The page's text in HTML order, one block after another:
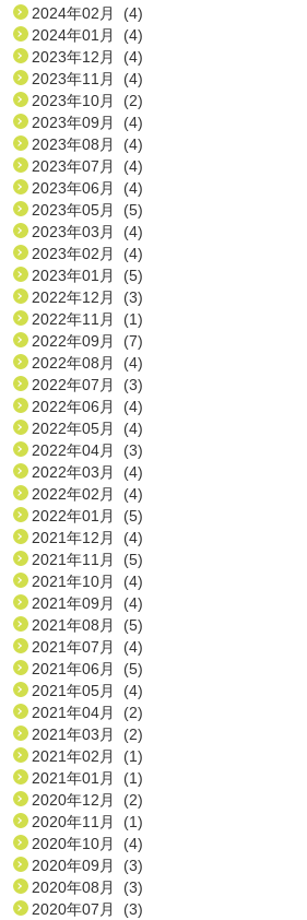
2024年02月 (4)
2024年01月 (4)
2023年12月 (4)
2023年11月 (4)
2023年10月 (2)
2023年09月 (4)
2023年08月 (4)
2023年07月 (4)
2023年06月 (4)
2023年05月 (5)
2023年03月 (4)
2023年02月 (4)
2023年01月 (5)
2022年12月 (3)
2022年11月 (1)
2022年09月 (7)
2022年08月 (4)
2022年07月 (3)
2022年06月 (4)
2022年05月 (4)
2022年04月 (3)
2022年03月 (4)
2022年02月 (4)
2022年01月 (5)
2021年12月 (4)
2021年11月 (5)
2021年10月 (4)
2021年09月 (4)
2021年08月 (5)
2021年07月 (4)
2021年06月 (5)
2021年05月 (4)
2021年04月 (2)
2021年03月 (2)
2021年02月 (1)
2021年01月 (1)
2020年12月 (2)
2020年11月 (1)
2020年10月 (4)
2020年09月 (3)
2020年08月 (3)
2020年07月 (3)